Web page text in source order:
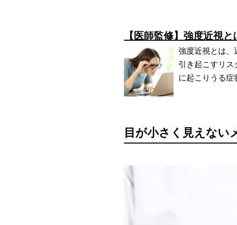
【医師監修】強度近視
強度近視とは、
引き起こすリ
に起こりうる症
目が小さく見えない